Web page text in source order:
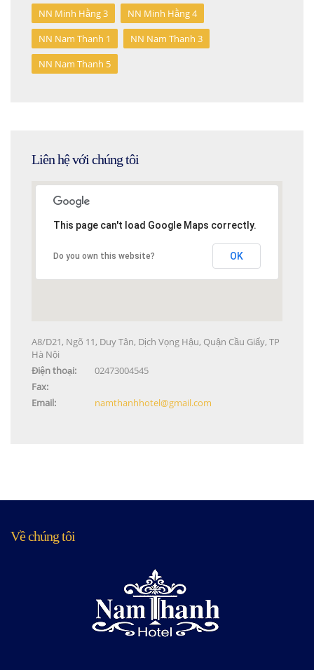
NN Minh Hằng 3
NN Minh Hằng 4
NN Nam Thanh 1
NN Nam Thanh 3
NN Nam Thanh 5
Liên hệ với chúng tôi
This page can't load Google Maps correctly.
Do you own this website? OK
This page can't load Google Maps correctly.
Do you own this website? OK
A8/D21, Ngõ 11, Duy Tân, Dịch Vọng Hậu, Quận Cầu Giấy, TP
Hà Nội
Điện thoại:
02473004545
Fax:
Email:
namthanhhotel@gmail.com
Về chúng tôi